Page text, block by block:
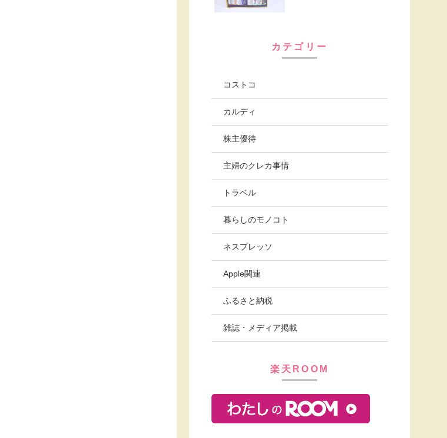
カテゴリー
コストコ
カルディ
株主優待
主婦のクレカ事情
トラベル
暮らしのモノコト
ネスプレッソ
Apple関連
ふるさと納税
雑誌・メディア掲載
楽天ROOM